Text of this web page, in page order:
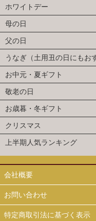
ホワイトデー
母の日
父の日
うなぎ（土用丑の日にもお
お中元・夏ギフト
敬老の日
お歳暮・冬ギフト
クリスマス
上半期人気ランキング
会社概要
お問い合わせ
特定商取引法に基づく表示